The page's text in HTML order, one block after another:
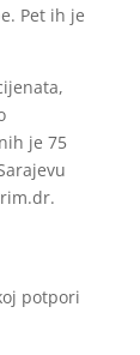
Pet ih je
je 75
potpori